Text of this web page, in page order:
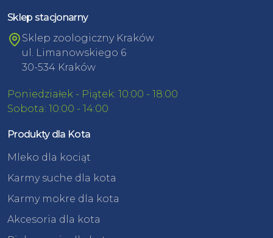
Sklep stacjonarny
Sklep zoologiczny Kraków
ul. Limanowskiego 6
30-534 Kraków
Poniedziałek - Piątek: 10:00 - 18:00
Sobota: 10:00 - 14:00
Produkty dla Kota
Mleko dla kociąt
Karmy suche dla kota
Karmy mokre dla kota
Akcesoria dla kota